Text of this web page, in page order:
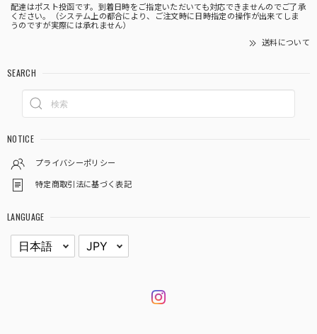
配達はポスト投函です。到着日時をご指定いただいても対応できませんのでご了承
ください。（システム上の都合により、ご注文時に日時指定の操作が出来てしま
うのですが実際には承れません）
送料について
SEARCH
NOTICE
プライバシーポリシー
特定商取引法に基づく表記
LANGUAGE